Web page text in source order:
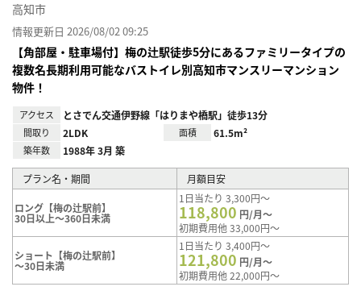
高知市
情報更新日 2026/08/02 09:25
【角部屋・駐車場付】梅の辻駅徒歩5分にあるファミリータイプの
複数名長期利用可能なバストイレ別高知市マンスリーマンション
物件！
アクセス とさでん交通伊野線「はりまや橋駅」徒歩13分
間取り 2LDK 面積 61.5m²
築年数 1988年 3月 築
プラン名・期間 月額目安
ロング【梅の辻駅前】
30日以上～360日未満
1日当たり 3,300円～
118,800 円/月～
初期費用他 33,000円～
ショート【梅の辻駅前】
～30日未満
1日当たり 3,400円～
121,800 円/月～
初期費用他 22,000円～